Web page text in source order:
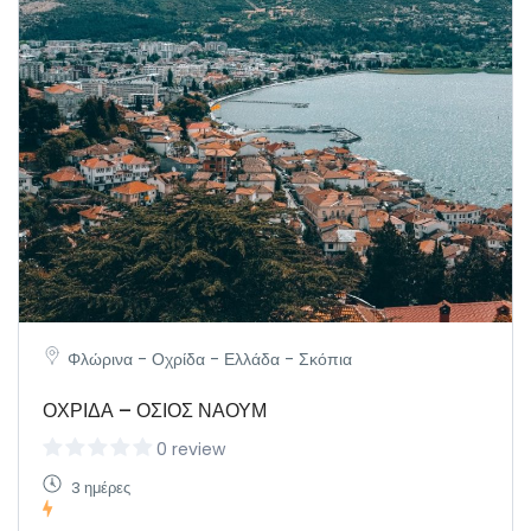
Φλώρινα - Οχρίδα - Ελλάδα - Σκόπια
ΟΧΡΙΔΑ – ΟΣΙΟΣ ΝΑΟΥΜ
0 review
3 ημέρες